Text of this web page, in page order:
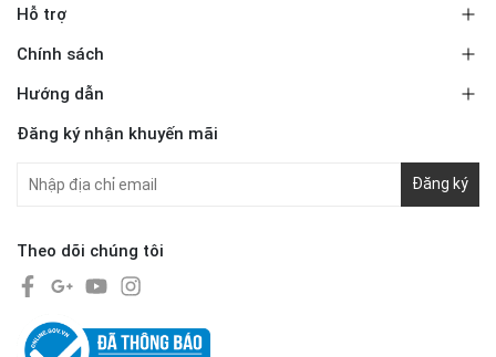
Hỗ trợ
Chính sách
Hướng dẫn
Đăng ký nhận khuyến mãi
Đăng ký
Theo dõi chúng tôi